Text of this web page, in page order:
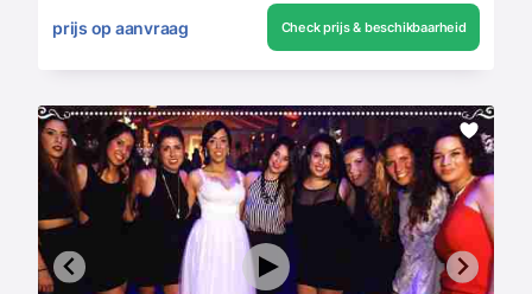
prijs op aanvraag Check prijs & beschikbaarheid